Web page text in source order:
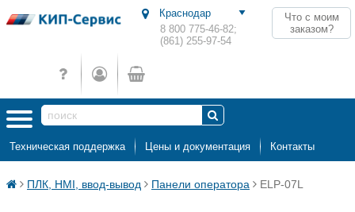
8 800 775-46-82;
(861) 255-97-54
Что с моим
заказом?
Техническая поддержка Цены и документация Контакты
ПЛК, HMI, ввод-вывод Панели оператора ELP-07L